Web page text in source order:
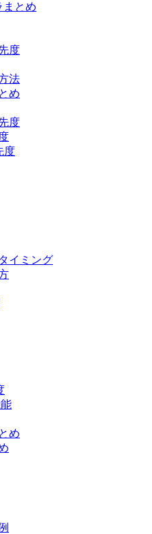
まとめ
度
法
め
度
度
イミング
め